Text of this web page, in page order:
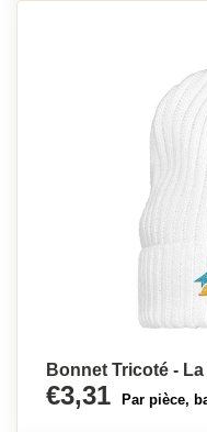
Bonnet Tricoté -
€3,31 Par pièce,